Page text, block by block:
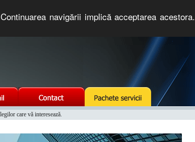
navigării implică acceptarea acestora.
care vă interesează.